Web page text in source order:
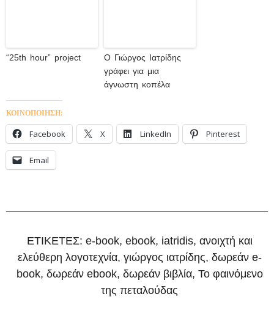
“25th hour” project
Ο Γιώργος Ιατρίδης
γράφει για μια
άγνωστη κοπέλα
ΚΟΙΝΟΠΟΙΗΣΗ:
Facebook X LinkedIn Pinterest
Email
ΕΤΙΚΕΤΕΣ: e-book, ebook, iatridis, ανοιχτή και
ελεύθερη λογοτεχνία, γιώργος ιατρίδης, δωρεάν e-
book, δωρεάν ebook, δωρεάν βιβλία, Το φαινόμενο
της πεταλούδας